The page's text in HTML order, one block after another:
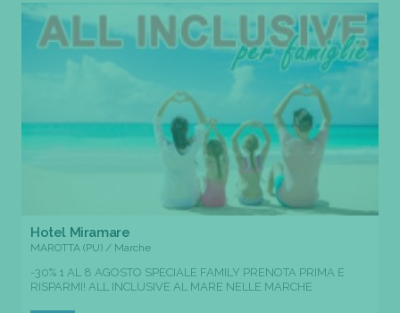
Hotel Miramare
MAROTTA (PU) / Marche
-30% 1 AL 8 AGOSTO SPECIALE FAMILY PRENOTA PRIMA E
RISPARMI! ALL INCLUSIVE AL MARE NELLE MARCHE